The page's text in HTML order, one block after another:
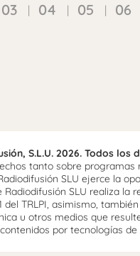
03 04 05 06
S.L.U. 2026. Todos los
tanto sobre
SLU ejerce la
Radiodifusión SLU realiza
del TRLPI, asimismo,
u otros medios que
por tecnologías